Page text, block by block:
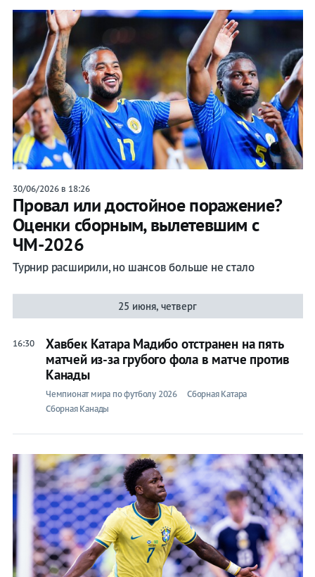
30/06/2026 в 18:26
Провал или достойное поражение?
Оценки сборным, вылетевшим с
ЧМ-2026
Турнир расширили, но шансов больше не стало
25 июня, четверг
16:30
Хавбек Катара Мадибо отстранен на пять
матчей из-за грубого фола в матче против
Канады
Чемпионат мира по футболу 2026
Сборная Катара
Сборная Канады
Прочие
Игры